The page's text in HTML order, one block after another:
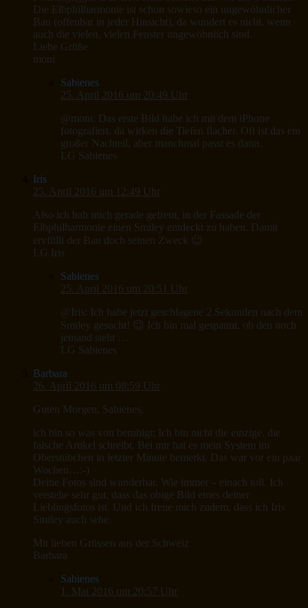
Die Elbphilharmonie ist schon sowieso ein ungewöhnlicher
Bau (offenbar in jeder Hinsicht), da wundert es nicht, wenn
auch die vielen, vielen Fenster ungewöhnlich sind.
Liebe Grüße
moni
Sabienes
25. April 2016 um 20:49 Uhr
@moni: Das erste Bild habe ich mit dem iPhone
fotografiert, da wirken die Tiefen flacher. Oft ist das ein
großer Nachteil, aber manchmal passt es dann.
LG Sabienes
Iris
25. April 2016 um 12:49 Uhr
Also ich hab mich gerade gefreut, in der Fassade der
Elbphilharmonie einen Smiley entdeckt zu haben. Damit
ervfüllt der Bau doch seinen Zweck 😉
LG Iris
Sabienes
25. April 2016 um 20:51 Uhr
@Iris: Ich habe jetzt geschlagene 2 Sekunden nach dem
Smiley gesucht! 😉 Ich bin mal gespannt, ob den noch
jemand sieht …
LG Sabienes
Barbara
26. April 2016 um 08:59 Uhr
Guten Morgen, Sabienes,
ich bin so was von beruhigt: Ich bin nicht die einzige, die
falsche Artikel schreibt. Bei mir hat es mein System im
Oberstübchen in letzter Minute bemerkt. Das war vor ein paar
Wochen…:-)
Deine Fotos sind wunderbar. Wie immer – einach toll. Ich
verstehe sehr gut, dass das obige Bild eines deiner
Lieblingsfotos ist. Und ich freue mich zudem, dass ich Iris
Smiley auch sehe.
Mit lieben Grüssen aus der Schweiz
Barbara
Sabienes
1. Mai 2016 um 20:57 Uhr